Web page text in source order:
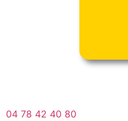
04 78 42 40 80